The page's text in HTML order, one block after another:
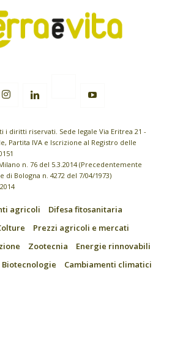
i diritti riservati. Sede legale Via Eritrea 21 -
Partita IVA e Iscrizione al Registro delle
n. 76 del 5.3.2014 (Precedentemente
Bologna n. 4272 del 7/04/1973)
agricoli
Difesa fitosanitaria
Prezzi agricoli e mercati
Zootecnia
Energie rinnovabili
Biotecnologie
Cambiamenti climatici